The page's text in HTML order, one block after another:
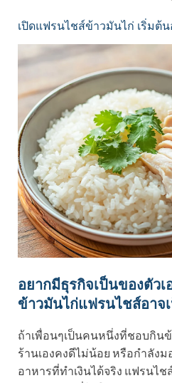
เปิดแฟรนไชส์ข้าวมันไก่ เริ่มต้น
อยากมีธุรกิจเป็นของตัวเ
ข้าวมันไก่แฟรนไชส์อาจ
ถ้าเพื่อนๆเป็นคนหนึ่งที่ชอบกิน
ร้านเองคงดีไม่น้อย หรือกำลัง
อาหารที่ทำเงินได้จริง แฟรนไ